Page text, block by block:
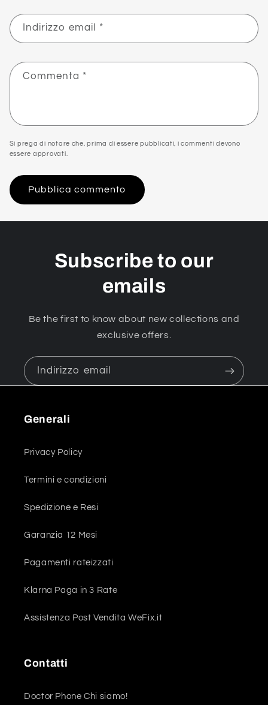
Indirizzo email *
Commenta *
Si prega di notare che, prima di essere pubblicati, i commenti devono
essere approvati.
Subscribe to our
emails
Be the first to know about new collections and
exclusive offers.
Indirizzo email
Generali
Privacy Policy
Termini e condizioni
Spedizione e Resi
Garanzia 12 Mesi
Pagamenti rateizzati
Klarna Paga in 3 Rate
Assistenza Post Vendita WeFix.it
Contatti
Doctor Phone Chi siamo!